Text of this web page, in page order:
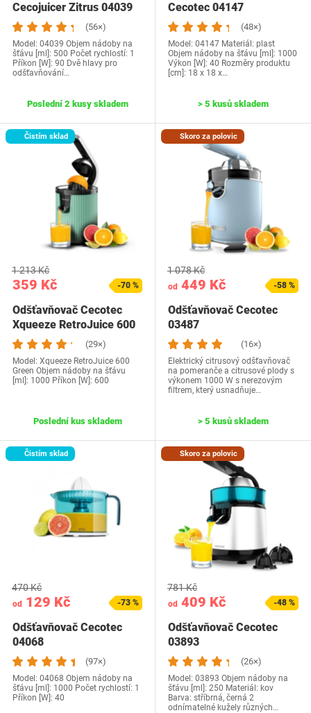
Cecojuicer Zitrus 04039
(56×)
Model: 04039 Objem nádoby na
šťávu [ml]: 500 Počet rychlostí: 1
Příkon [W]: 90 Dvě hlavy pro
odšťavňování…
Poslední 2 kusy skladem
Cecotec 04147
(48×)
Model: ‎04147 Materiál: plast
Objem nádoby na šťávu [ml]: 1000
Výkon [W]: 40 Rozměry produktu‎
[cm]: 18 x 18 x…
> 5 kusů skladem
Čistím sklad
359 Kč
1 213 Kč
-70 %
Odšťavňovač Cecotec
Xqueeze RetroJuice 600
(29×)
Model: Xqueeze RetroJuice 600
Green Objem nádoby na šťávu
[ml]: 1000 Příkon [W]: 600
Poslední kus skladem
Skoro za polovic
od 449 Kč
1 078 Kč
-58 %
Odšťavňovač Cecotec
03487
(16×)
Elektrický citrusový odšťavňovač
na pomeranče a citrusové plody s
výkonem 1000 W s nerezovým
filtrem, který usnadňuje…
> 5 kusů skladem
Čistím sklad
od 129 Kč
470 Kč
-73 %
Odšťavňovač Cecotec
04068
(97×)
Model: 04068 Objem nádoby na
šťávu [ml]: 1000 Počet rychlostí: 1
Příkon [W]: 40
Skoro za polovic
od 409 Kč
781 Kč
-48 %
Odšťavňovač Cecotec
03893
(26×)
Model: 03893 Objem nádoby na
šťávu [ml]: 250 Materiál: kov
Barva: stříbrná, černá 2
odnímatelné kužely různých…